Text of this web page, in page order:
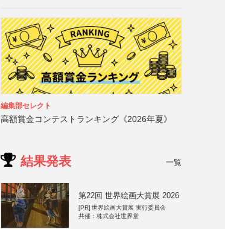
編集部セレクト
高額賞金コンテストランキング《2026年夏》
結果発表 一覧
第22回 世界絵画大賞展 2026
[PR] 世界絵画大賞展 実行委員会
共催：株式会社世界堂